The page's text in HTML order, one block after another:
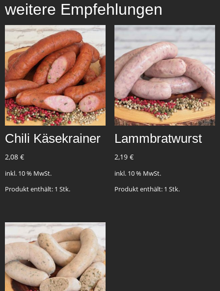
weitere Empfehlungen
Chili Käsekrainer
2,08 €
inkl. 10 % MwSt.
Produkt enthält: 1 Stk.
Lammbratwurst
2,19 €
inkl. 10 % MwSt.
Produkt enthält: 1 Stk.